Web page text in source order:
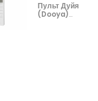
Пульт Дуйя
(Dooya)